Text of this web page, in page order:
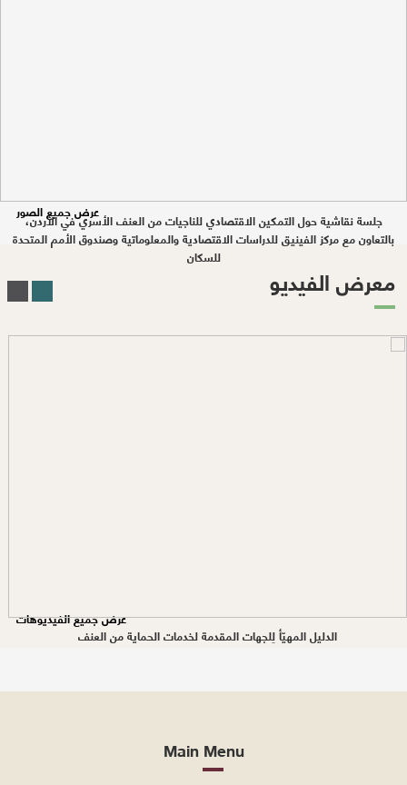
جلسة نقاشية حول التمكين الاقتصادي للناجيات من العنف الأسري في الأردن،
بالتعاون مع مركز الفينيق للدراسات الاقتصادية والمعلوماتية وصندوق الأمم المتحدة
للسكان
عرض جميع الصور
معرض الفيديو
الدليل المهيّأ لِلجهات المقدمة لخدمات الحماية من العنف
عرض جميع الفيديوهات
Main Menu